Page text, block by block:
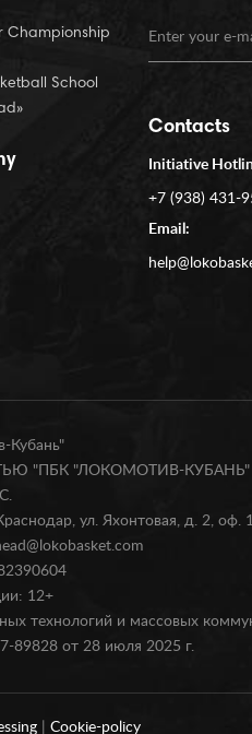
Championship
School
Contacts
Initiative
+7 (938) 431-
Email:
Кубань"
"ПБК "ЛОКОМОТИВ-КУБАНЬ"
ул. Яхонтовая, д. 2, оф.
12+
технологий и массовых
89828 от 28 июля 2025 г.
|Cookie-policy